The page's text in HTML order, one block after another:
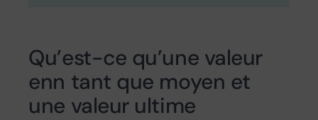
Qu’est-ce qu’une valeur
enn tant que moyen et
une valeur ultime